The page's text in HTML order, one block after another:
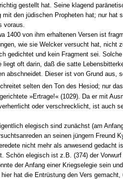
gestellt hat. Seine klagend
den jüdischen Propheten hat; nur hat
voraus.
1400 von ihm erhaltenen Versen ist
wie sie Welcker versucht hat, nicht
gedichtet und kein Fragment sei.
oft darin, daß die satte
abschneidet. Dieser ist von Grund aus,
selten den Ton des Hesiod; nur
»Ertrage!« (1029). Da er mit
oder verschrecklicht, ist auch
elegisch sind zunächst (am
an seinen jüngern Freund
nicht mehr als anwesend gedacht
elegisch ist z.B. (374) der
der Anfang einer Kriegselegie sein
hat die Entrüstung den Vers